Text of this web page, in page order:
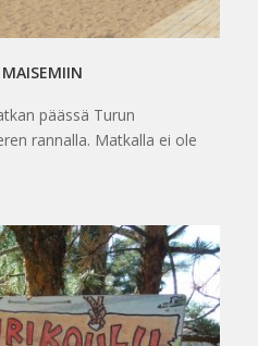
päässä Turun
rannalla. Matkalla ei ole